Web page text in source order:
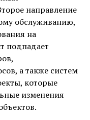
направление
обслуживанию,
на
подпадает
а также систем
которые
изменения